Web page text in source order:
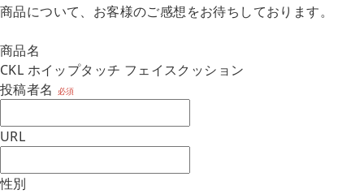
商品について、お客様のご感想をお待ちしております。
商品名
CKL ホイップタッチ フェイスクッション
投稿者名
必須
URL
性別